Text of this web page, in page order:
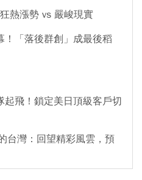
熱漲勢 vs 嚴峻現實
！「落後群創」成最後稻
飛！鎖定美日頂級客戶切
台灣：回望精彩風雲，預